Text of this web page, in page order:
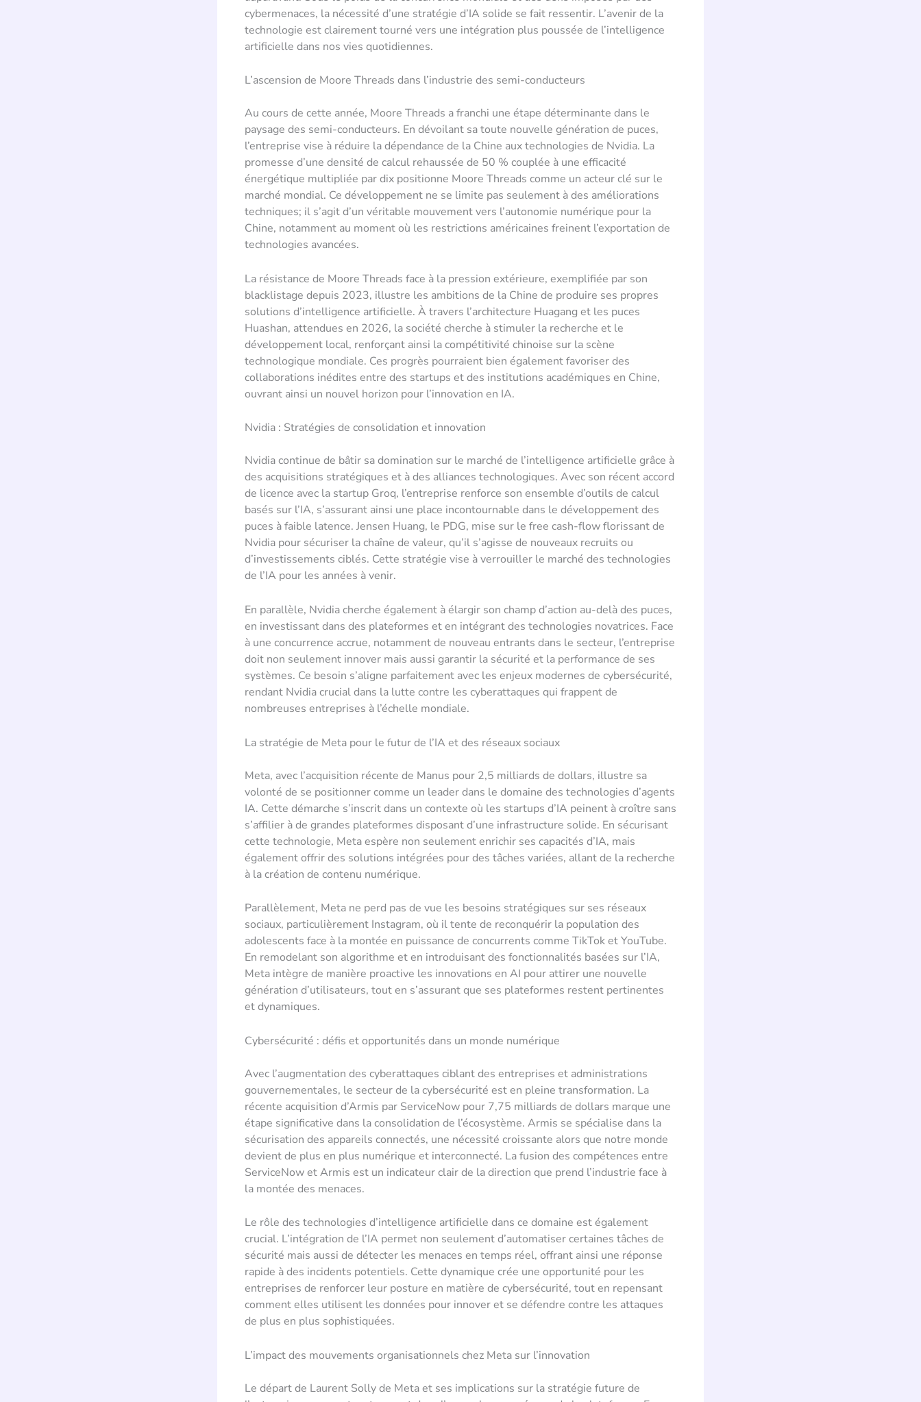
cybermenaces, la nécessité d’une stratégie d’IA solide se fait ressentir. L’avenir de la
technologie est clairement tourné vers une intégration plus poussée de l’intelligence
artificielle dans nos vies quotidiennes.
L’ascension de Moore Threads dans l’industrie des semi-conducteurs
Au cours de cette année, Moore Threads a franchi une étape déterminante dans le
paysage des semi-conducteurs. En dévoilant sa toute nouvelle génération de puces,
l’entreprise vise à réduire la dépendance de la Chine aux technologies de Nvidia. La
promesse d’une densité de calcul rehaussée de 50 % couplée à une efficacité
énergétique multipliée par dix positionne Moore Threads comme un acteur clé sur le
marché mondial. Ce développement ne se limite pas seulement à des améliorations
techniques; il s’agit d’un véritable mouvement vers l’autonomie numérique pour la
Chine, notamment au moment où les restrictions américaines freinent l’exportation de
technologies avancées.
La résistance de Moore Threads face à la pression extérieure, exemplifiée par son
blacklistage depuis 2023, illustre les ambitions de la Chine de produire ses propres
solutions d’intelligence artificielle. À travers l’architecture Huagang et les puces
Huashan, attendues en 2026, la société cherche à stimuler la recherche et le
développement local, renforçant ainsi la compétitivité chinoise sur la scène
technologique mondiale. Ces progrès pourraient bien également favoriser des
collaborations inédites entre des startups et des institutions académiques en Chine,
ouvrant ainsi un nouvel horizon pour l’innovation en IA.
Nvidia : Stratégies de consolidation et innovation
Nvidia continue de bâtir sa domination sur le marché de l’intelligence artificielle grâce à
des acquisitions stratégiques et à des alliances technologiques. Avec son récent accord
de licence avec la startup Groq, l’entreprise renforce son ensemble d’outils de calcul
basés sur l’IA, s’assurant ainsi une place incontournable dans le développement des
puces à faible latence. Jensen Huang, le PDG, mise sur le free cash-flow florissant de
Nvidia pour sécuriser la chaîne de valeur, qu’il s’agisse de nouveaux recruits ou
d’investissements ciblés. Cette stratégie vise à verrouiller le marché des technologies
de l’IA pour les années à venir.
En parallèle, Nvidia cherche également à élargir son champ d’action au-delà des puces,
en investissant dans des plateformes et en intégrant des technologies novatrices. Face
à une concurrence accrue, notamment de nouveau entrants dans le secteur, l’entreprise
doit non seulement innover mais aussi garantir la sécurité et la performance de ses
systèmes. Ce besoin s’aligne parfaitement avec les enjeux modernes de cybersécurité,
rendant Nvidia crucial dans la lutte contre les cyberattaques qui frappent de
nombreuses entreprises à l’échelle mondiale.
La stratégie de Meta pour le futur de l’IA et des réseaux sociaux
Meta, avec l’acquisition récente de Manus pour 2,5 milliards de dollars, illustre sa
volonté de se positionner comme un leader dans le domaine des technologies d’agents
IA. Cette démarche s’inscrit dans un contexte où les startups d’IA peinent à croître sans
s’affilier à de grandes plateformes disposant d’une infrastructure solide. En sécurisant
cette technologie, Meta espère non seulement enrichir ses capacités d’IA, mais
également offrir des solutions intégrées pour des tâches variées, allant de la recherche
à la création de contenu numérique.
Parallèlement, Meta ne perd pas de vue les besoins stratégiques sur ses réseaux
sociaux, particulièrement Instagram, où il tente de reconquérir la population des
adolescents face à la montée en puissance de concurrents comme TikTok et YouTube.
En remodelant son algorithme et en introduisant des fonctionnalités basées sur l’IA,
Meta intègre de manière proactive les innovations en AI pour attirer une nouvelle
génération d’utilisateurs, tout en s’assurant que ses plateformes restent pertinentes
et dynamiques.
Cybersécurité : défis et opportunités dans un monde numérique
Avec l’augmentation des cyberattaques ciblant des entreprises et administrations
gouvernementales, le secteur de la cybersécurité est en pleine transformation. La
récente acquisition d’Armis par ServiceNow pour 7,75 milliards de dollars marque une
étape significative dans la consolidation de l’écosystème. Armis se spécialise dans la
sécurisation des appareils connectés, une nécessité croissante alors que notre monde
devient de plus en plus numérique et interconnecté. La fusion des compétences entre
ServiceNow et Armis est un indicateur clair de la direction que prend l’industrie face à
la montée des menaces.
Le rôle des technologies d’intelligence artificielle dans ce domaine est également
crucial. L’intégration de l’IA permet non seulement d’automatiser certaines tâches de
sécurité mais aussi de détecter les menaces en temps réel, offrant ainsi une réponse
rapide à des incidents potentiels. Cette dynamique crée une opportunité pour les
entreprises de renforcer leur posture en matière de cybersécurité, tout en repensant
comment elles utilisent les données pour innover et se défendre contre les attaques
de plus en plus sophistiquées.
L’impact des mouvements organisationnels chez Meta sur l’innovation
Le départ de Laurent Solly de Meta et ses implications sur la stratégie future de